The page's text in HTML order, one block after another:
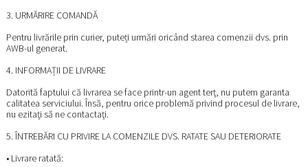
3. URMĂRIRE COMANDĂ
Pentru livrările prin curier, puteți urmări oricând starea comenzii dvs. prin
AWB-ul generat.
4. INFORMAȚII DE LIVRARE
Datorită faptului că livrarea se face printr-un agent terţ, nu putem garanta
calitatea serviciului. Însă, pentru orice problemă privind procesul de livrare,
nu ezitaţi să ne contactaţi.
5. ÎNTREBĂRI CU PRIVIRE LA COMENZILE DVS. RATATE SAU DETERIORATE
• Livrare ratată: